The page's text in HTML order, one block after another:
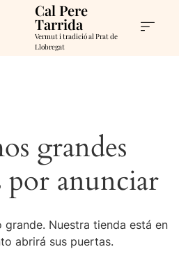
Cal Pere
Tarrida
Vermut i tradició al Prat de
Llobregat
grandes
por anunciar
Nuestra tienda está en
abrirá sus puertas.